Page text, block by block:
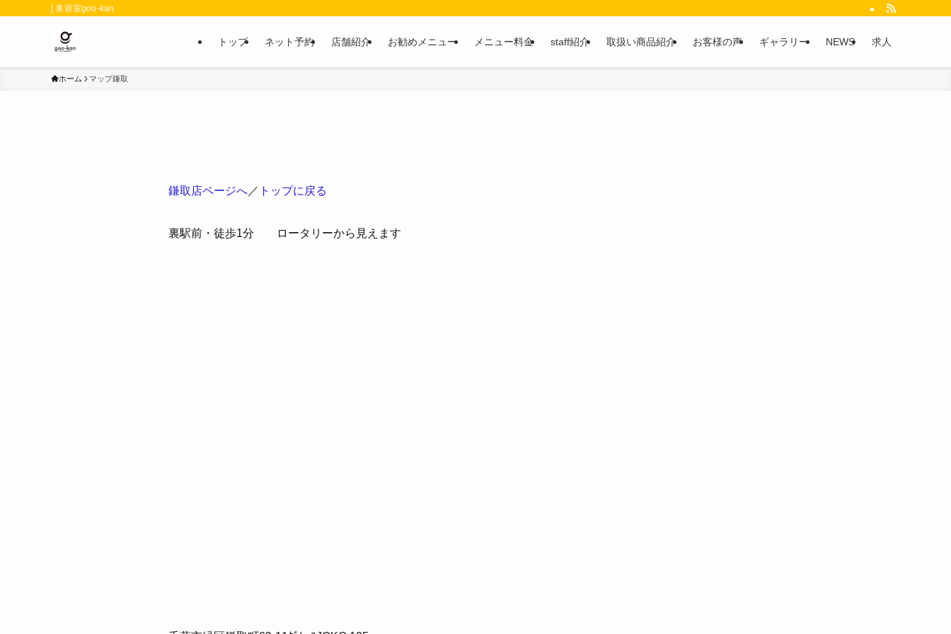
| 美容室goo-kan
トップ ネット予約 店舗紹介 お勧めメニュー メニュー料金 staff紹介 取扱い商品紹介 お客様の声 ギャラリー NEWS 求人
ホーム マップ鎌取
鎌取店ページへ ／ トップに戻る
裏駅前・徒歩1分 ロータリーから見えます